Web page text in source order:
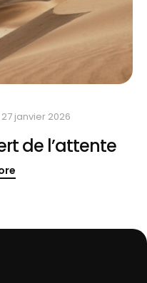
27 janvier 2026
de l’attente